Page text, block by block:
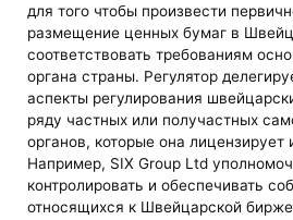
для того чтобы произвести
размещение ценных бумаг в
соответствовать требованиям
органа страны. Регулятор
аспекты регулирования
ряду частных или получастных
органов, которые она лицензирует
Например, SIX Group Ltd
контролировать и обеспечивать
относящихся к Швейцарской